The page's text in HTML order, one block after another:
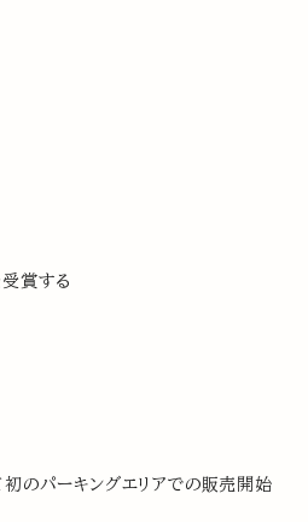
賞する
初のパーキングエリアでの販売開始